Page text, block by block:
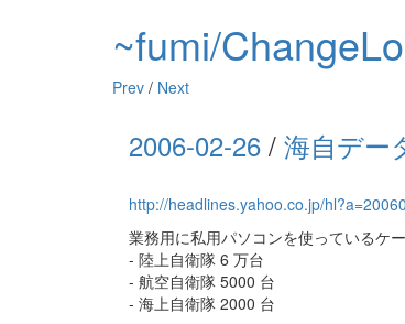
~fumi/
Prev / Next
2006-02-26 / 海自デー
http://headlines.yahoo.co.jp/
業務用に私用パソコンを使っているケ
- 陸上自衛隊 6 万台
- 航空自衛隊 5000 台
- 海上自衛隊 2000 台